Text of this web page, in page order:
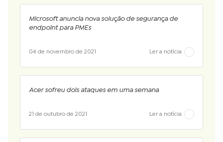
Microsoft anuncia nova solução de segurança de
endpoint para PMEs
04 de novembro de 2021 Ler a notícia
Acer sofreu dois ataques em uma semana
21 de outubro de 2021 Ler a notícia